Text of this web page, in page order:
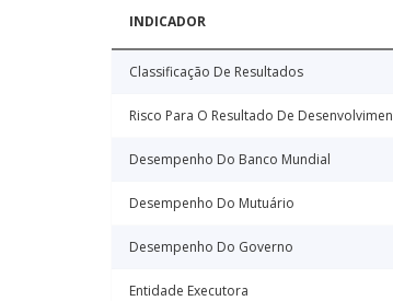
INDICADOR
Classificação De Resultados
Risco Para O Resultado De
Desempenho Do Banco Mundial
Desempenho Do Mutuário
Desempenho Do Governo
Entidade Executora